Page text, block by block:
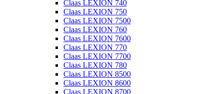
Claas LEXION 740
Claas LEXION 750
Claas LEXION 7500
Claas LEXION 760
Claas LEXION 7600
Claas LEXION 770
Claas LEXION 7700
Claas LEXION 780
Claas LEXION 8500
Claas LEXION 8600
Claas LEXION 8700